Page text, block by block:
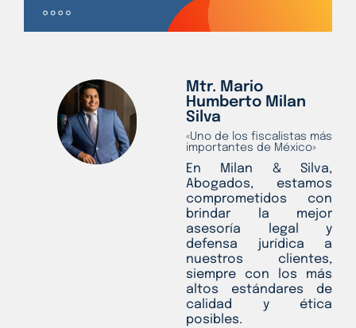
Mtr. Mario
Humberto Milan
Silva
«Uno de los fiscalistas más
importantes de México»
En Milan & Silva,
Abogados, estamos
comprometidos con
brindar la mejor
asesoría legal y
defensa jurídica a
nuestros clientes,
siempre con los más
altos estándares de
calidad y ética
posibles.